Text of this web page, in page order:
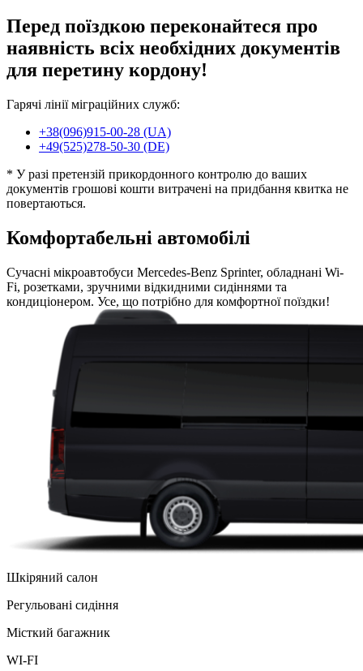
Перед поїздкою переконайтеся про
наявність всіх необхідних документів
для перетину кордону!
Гарячі лінії міграційних служб:
+38(096)915-00-28 (UA)
+49(525)278-50-30 (DE)
* У разі претензій прикордонного контролю до ваших
документів грошові кошти витрачені на придбання квитка не
повертаються.
Комфортабельні автомобілі
Сучасні мікроавтобуси Mercedes-Benz Sprinter, обладнані Wi-
Fi, розетками, зручними відкидними сидіннями та
кондиціонером. Усе, що потрібно для комфортної поїздки!
Шкіряний салон
Регульованi сидіння
Місткий багажник
WI-FI